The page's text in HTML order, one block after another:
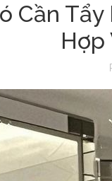
Cần
Hợp